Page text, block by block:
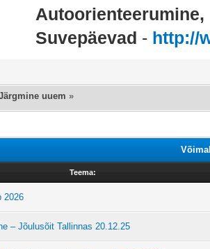
Suvepäevad - http://
uuem »
Teema:
2026
– Jõulusõit Tallinnas 20.12.25